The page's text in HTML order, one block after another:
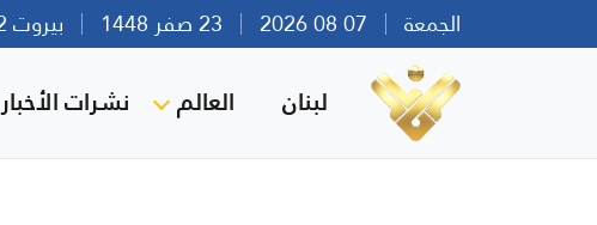
الجمعة بيروت 20:22
لبنان العالم نشرات الأخبار